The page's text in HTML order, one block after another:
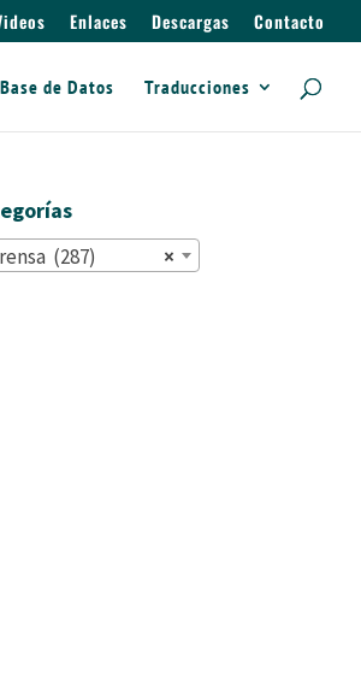
Enlaces Descargas Contacto
Base de Datos Traducciones
×
(287)